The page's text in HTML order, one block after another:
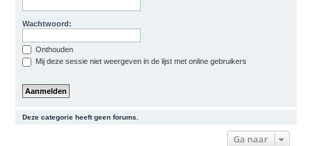
Wachtwoord:
Onthouden
Mij deze sessie niet weergeven in de lijst met online gebruikers
Deze categorie heeft geen forums.
Ga naar